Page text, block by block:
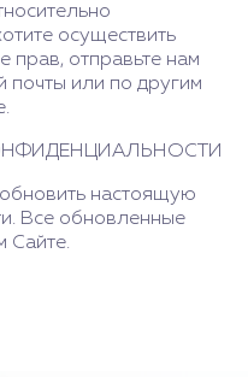
осуществить
прав, отправьте нам
почты или по другим
настоящую
Все обновленные
Сайте.